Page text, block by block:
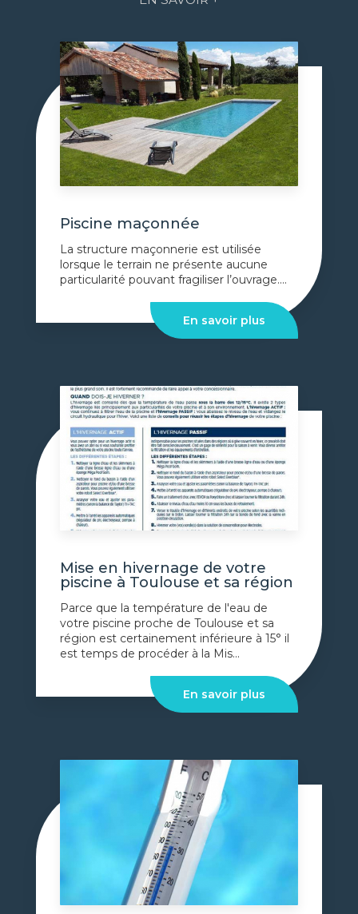
Piscine maçonnée
La structure maçonnerie est utilisée
lorsque le terrain ne présente aucune
particularité pouvant fragiliser l’ouvrage....
En savoir plus
Mise en hivernage de votre
piscine à Toulouse et sa région
Parce que la température de l'eau de
votre piscine proche de Toulouse et sa
région est certainement inférieure à 15° il
est temps de procéder à la Mis...
En savoir plus